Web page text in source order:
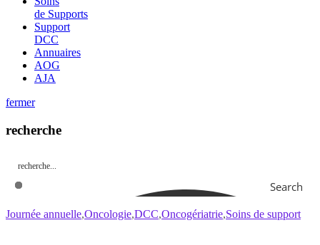
de Supports
Support
DCC
Annuaires
AOG
AJA
fermer
recherche
Search
Journée annuelle Oncologie DCC Oncogériatrie Soins de support